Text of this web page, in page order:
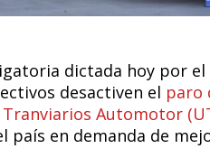
dictada hoy por
desactiven el paro
Automotor
país en demanda de